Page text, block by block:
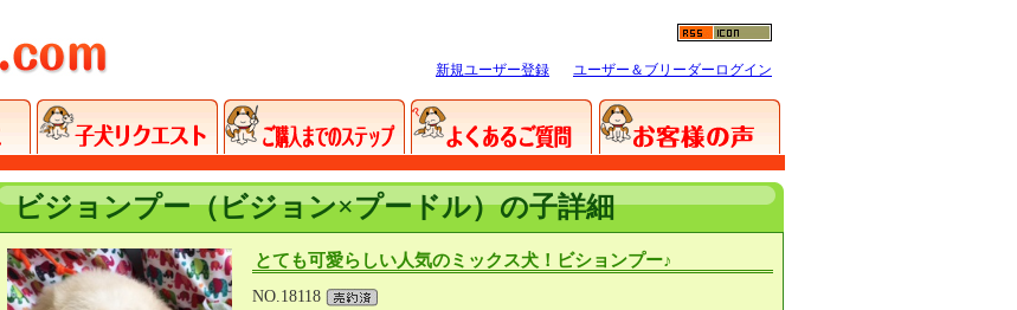
新規ユーザー登録 ユーザー＆ブリーダーログイン
ビジョンプー（ビジョン×プードル）の子詳細
とても可愛らしい人気のミックス犬！ビションプー♪
NO.18118